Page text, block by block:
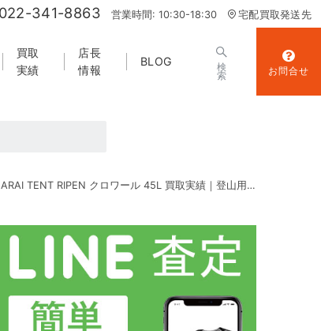
022-341-8863 営業時間: 10:30-18:30 宅配買取発送先
買取
実績
店長
情報
BLOG 検
索 お問合せ
TENT RIPEN クロワール 45L 買取実績｜登山用品買取 山エコ